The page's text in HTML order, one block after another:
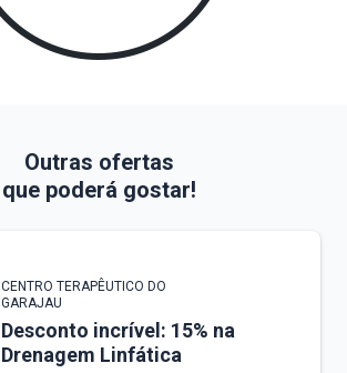
Outras ofertas
que poderá gostar!
CENTRO TERAPÊUTICO DO
GARAJAU
Desconto incrível: 15% na
Drenagem Linfática